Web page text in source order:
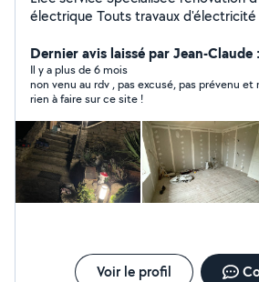
électrique Touts travaux d'électricité ou autres sur
7j/7j N'hésitez pas contacter nous
Dernier avis laissé par Jean-Claude
Il y a plus de 6 mois
non venu au rdv , pas excusé, pas prévenu et
rien à faire sur ce site !
Voir le profil